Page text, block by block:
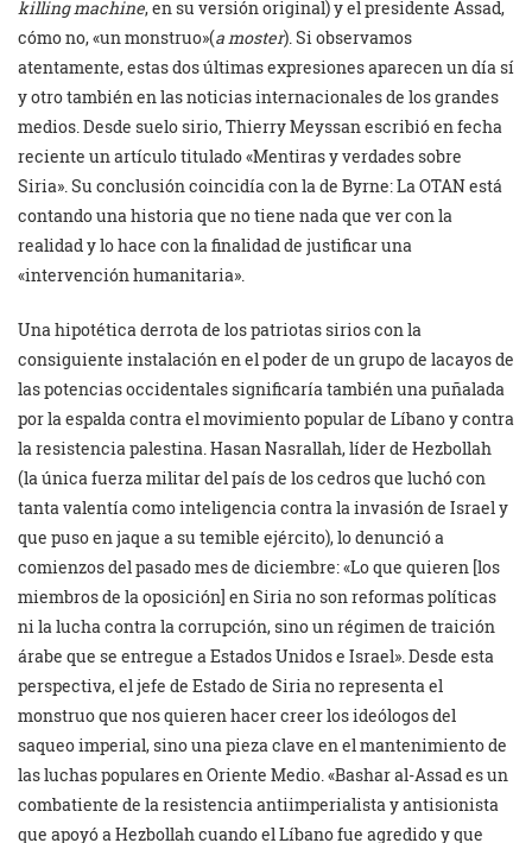
killing machine, en su versión original) y el presidente Assad,
cómo no, «un monstruo»(a moster). Si observamos
atentamente, estas dos últimas expresiones aparecen un día sí
y otro también en las noticias internacionales de los grandes
medios. Desde suelo sirio, Thierry Meyssan escribió en fecha
reciente un artículo titulado «Mentiras y verdades sobre
Siria». Su conclusión coincidía con la de Byrne: La OTAN está
contando una historia que no tiene nada que ver con la
realidad y lo hace con la finalidad de justificar una
«intervención humanitaria».
Una hipotética derrota de los patriotas sirios con la
consiguiente instalación en el poder de un grupo de lacayos de
las potencias occidentales significaría también una puñalada
por la espalda contra el movimiento popular de Líbano y contra
la resistencia palestina. Hasan Nasrallah, líder de Hezbollah
(la única fuerza militar del país de los cedros que luchó con
tanta valentía como inteligencia contra la invasión de Israel y
que puso en jaque a su temible ejército), lo denunció a
comienzos del pasado mes de diciembre: «Lo que quieren [los
miembros de la oposición] en Siria no son reformas políticas
ni la lucha contra la corrupción, sino un régimen de traición
árabe que se entregue a Estados Unidos e Israel». Desde esta
perspectiva, el jefe de Estado de Siria no representa el
monstruo que nos quieren hacer creer los ideólogos del
saqueo imperial, sino una pieza clave en el mantenimiento de
las luchas populares en Oriente Medio. «Bashar al-Assad es un
combatiente de la resistencia antiimperialista y antisionista
que apoyó a Hezbollah cuando el Líbano fue agredido y que